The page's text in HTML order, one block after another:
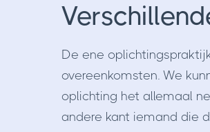
De ene
overeenkomsten. We
oplichting het allemaal
andere kant iemand die